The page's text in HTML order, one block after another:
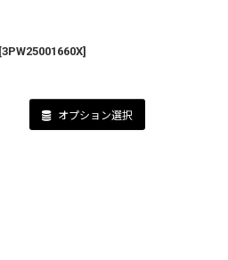
[3PW25001660X]
オプション選択